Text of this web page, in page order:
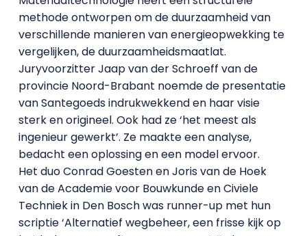
methode ontworpen om de duurzaamheid van
verschillende manieren van energieopwekking te
vergelijken, de duurzaamheidsmaatlat.
Juryvoorzitter Jaap van der Schroeff van de
provincie Noord-Brabant noemde de presentatie
van Santegoeds indrukwekkend en haar visie
sterk en origineel. Ook had ze ‘het meest als
ingenieur gewerkt’. Ze maakte een analyse,
bedacht een oplossing en een model ervoor.
Het duo Conrad Goesten en Joris van de Hoek
van de Academie voor Bouwkunde en Civiele
Techniek in Den Bosch was runner-up met hun
scriptie ‘Alternatief wegbeheer, een frisse kijk op